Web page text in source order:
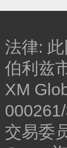
法律:
伯利兹
XM
交易委